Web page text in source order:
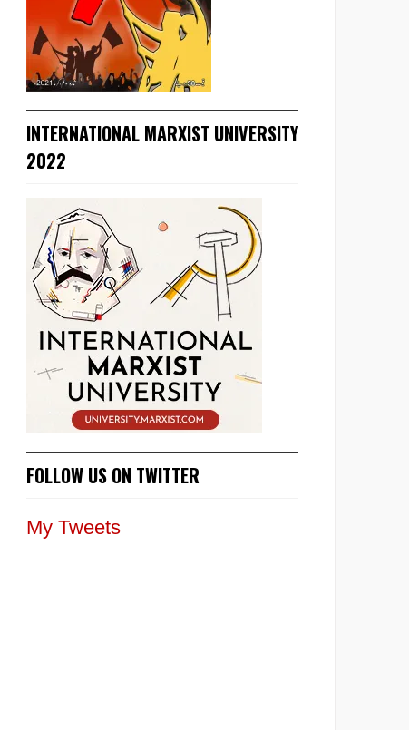
INTERNATIONAL MARXIST UNIVERSITY
2022
FOLLOW US ON TWITTER
My Tweets